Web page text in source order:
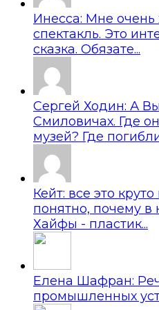
Инесса: Мне очень
спектакль. Это
сказка. Обязате...
Сергей Ходин: А
Смиловичах. Где
музей? Где
Кейт: все это
понятно, почему в
Хайфы - пластик...
Елена Шафран:
промышленных